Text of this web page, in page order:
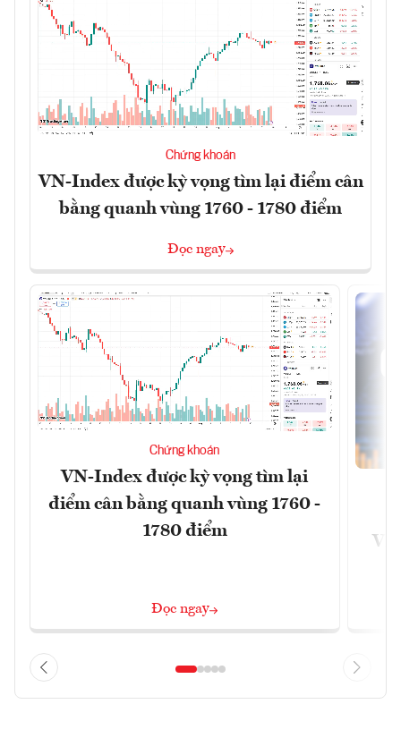
Chứng khoán
VN-Index được kỳ vọng tìm lại điểm cân
bằng quanh vùng 1760 - 1780 điểm
Đọc ngay
Chứng khoán
VN-Index được kỳ vọng tìm lại
điểm cân bằng quanh vùng 1760 -
1780 điểm
Đọc ngay